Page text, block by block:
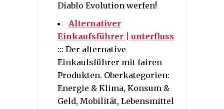
Diablo Evolution werfen!
Alternativer
Einkaufsführer | unterfluss
::: Der alternative
Einkaufsführer mit fairen
Produkten. Oberkategorien:
Energie & Klima, Konsum &
Geld, Mobilität, Lebensmittel